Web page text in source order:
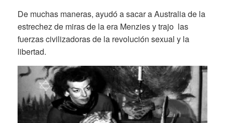
De muchas maneras, ayudó a sacar a Australia de la
estrechez de miras de la era Menzies y trajo las
fuerzas civilizadoras de la revolución sexual y la
libertad.